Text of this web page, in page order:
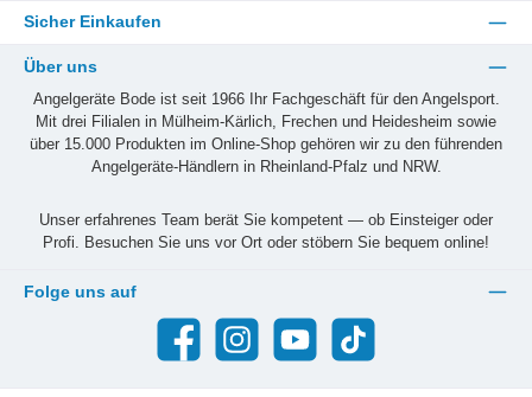
Sicher Einkaufen
Über uns
Angelgeräte Bode ist seit 1966 Ihr Fachgeschäft für den Angelsport.
Mit drei Filialen in Mülheim-Kärlich, Frechen und Heidesheim sowie
über 15.000 Produkten im Online-Shop gehören wir zu den führenden
Angelgeräte-Händlern in Rheinland-Pfalz und NRW.
Unser erfahrenes Team berät Sie kompetent — ob Einsteiger oder
Profi. Besuchen Sie uns vor Ort oder stöbern Sie bequem online!
Folge uns auf
Facebook Instagram YouTube TikTok